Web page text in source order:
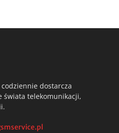
dostarcza
świata telekomunikacji,